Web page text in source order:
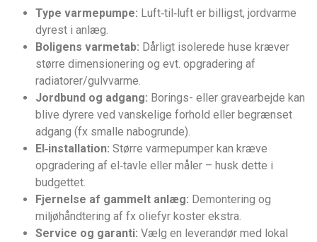
Type varmepumpe: Luft‑til‑luft er billigst, jordvarme
dyrest i anlæg.
Boligens varmetab: Dårligt isolerede huse kræver
større dimensionering og evt. opgradering af
radiatorer/gulvvarme.
Jordbund og adgang: Borings- eller gravearbejde kan
blive dyrere ved vanskelige forhold eller begrænset
adgang (fx smalle nabogrunde).
El‑installation: Større varmepumper kan kræve
opgradering af el‑tavle eller måler – husk dette i
budgettet.
Fjernelse af gammelt anlæg: Demontering og
miljøhåndtering af fx oliefyr koster ekstra.
Service og garanti: Vælg en leverandør med lokal